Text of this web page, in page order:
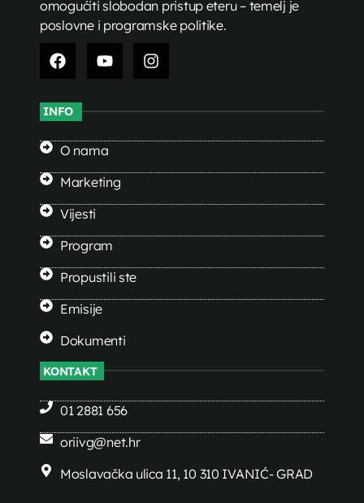
omogućiti slobodan pristup eteru – temelj je
poslovne i programske politike.
INFO
O nama
Marketing
Vijesti
Program
Propustili ste
Emisije
Dokumenti
KONTAKT
01 2881 656
oriivg@net.hr
Moslavačka ulica 11, 10 310 IVANIĆ- GRAD